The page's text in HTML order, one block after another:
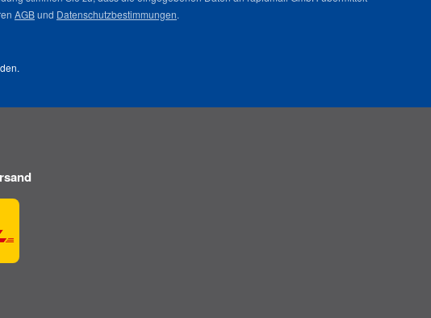
AGBund Datenschutzbestimmungen.
.